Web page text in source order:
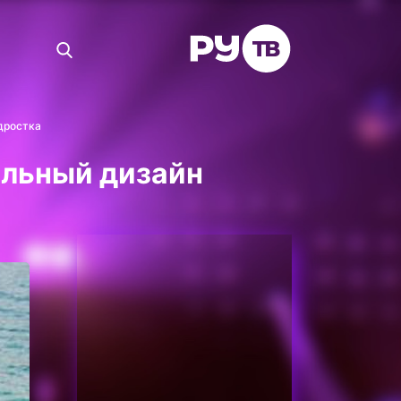
дизайн